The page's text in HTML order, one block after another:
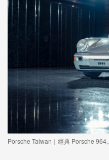
Porsche Taiwan｜經典 Porsche 964。